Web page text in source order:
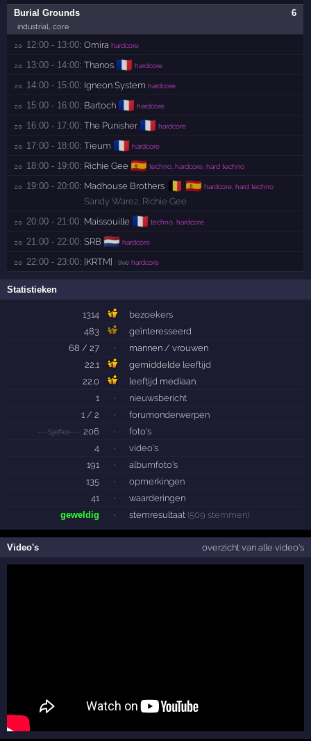
6
Burial Grounds
industrial, core
zo 12:00 - 13:00: Omira hardcore
zo 13:00 - 14:00: Thanos 🇫🇷 hardcore
zo 14:00 - 15:00: Igneon System hardcore
zo 15:00 - 16:00: Bartoch 🇫🇷 hardcore
zo 16:00 - 17:00: The Punisher 🇫🇷 hardcore
zo 17:00 - 18:00: Tieum 🇫🇷 hardcore
zo 18:00 - 19:00: Richie Gee 🇪🇸 techno, hardcore, hard techno
zo 19:00 - 20:00: Madhouse Brothers 🇧🇪 🇪🇸 hardcore, hard techno
Sandy Warez Richie Gee
zo 20:00 - 21:00: Maissouille 🇫🇷 techno, hardcore
zo 21:00 - 22:00: SRB 🇳🇱 hardcore
zo 22:00 - 23:00: [KRTM] · live hardcore
Statistieken
1314
bezoekers
483
geïnteresseerd
68 / 27
·
mannen / vrouwen
22.1
gemiddelde leeftijd
22.0
leeftijd mediaan
1
·
nieuwsbericht
1 / 2
· forumonderwerpen
---Sjefke---: 206 ·
foto's
4
·
video's
191
·
albumfoto's
135
·
opmerkingen
41
·
waarderingen
geweldig
· stemresultaat (509 stemmen)
Video's overzicht van alle video's